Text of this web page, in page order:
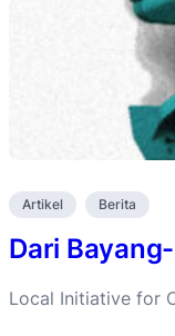
Artikel Berita
Dari
Local Initiative for